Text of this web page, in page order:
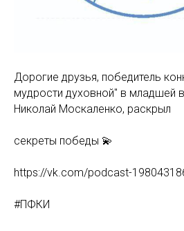
Дорогие друзья, победитель
мудрости духовной" в младшей
Николай Москаленко, раскрыл
секреты победы 💫
https://vk.com/podcast-
#ПФКИ